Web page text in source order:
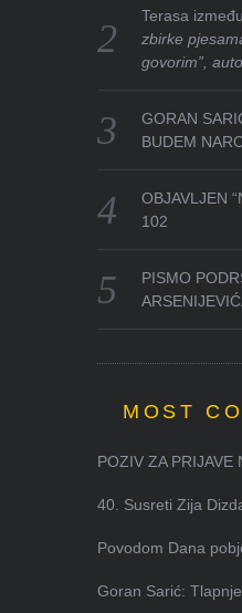
Terasa
zbirke
govorim”,
GORAN
BUDEM
OBJAVLJEN
102
PISMO
MOST
POZIV ZA PRIJAVE
40. Susreti Zija
Povodom Dana
Goran Sarić: Tlapnje